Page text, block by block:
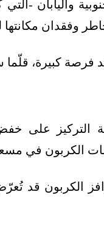
واليابان -
وفقدان مكانتها
فرصة كبيرة،
التركيز على
الكربون في
الكربون قد